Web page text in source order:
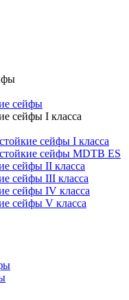
сейфы
сейфы I класса
сейфы I класса
сейфы MDTB ES
сейфы II класса
сейфы III класса
сейфы IV класса
сейфы V класса